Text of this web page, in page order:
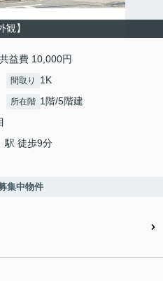
観】
益費 10,000円
間取り 1K
所在階 1階/5階建
駅 徒歩9分
集中物件